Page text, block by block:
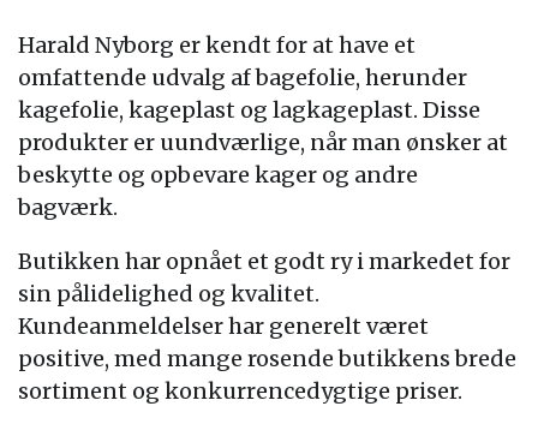
Harald Nyborg er kendt for at have et
omfattende udvalg af bagefolie, herunder
kagefolie, kageplast og lagkageplast. Disse
produkter er uundværlige, når man ønsker at
beskytte og opbevare kager og andre
bagværk.
Butikken har opnået et godt ry i markedet for
sin pålidelighed og kvalitet.
Kundeanmeldelser har generelt været
positive, med mange rosende butikkens brede
sortiment og konkurrencedygtige priser.